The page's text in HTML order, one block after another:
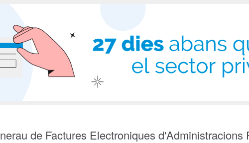
de Factures Electroniques d'Administracions